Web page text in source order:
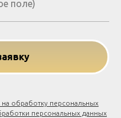
на обработку персональных
персональных данных